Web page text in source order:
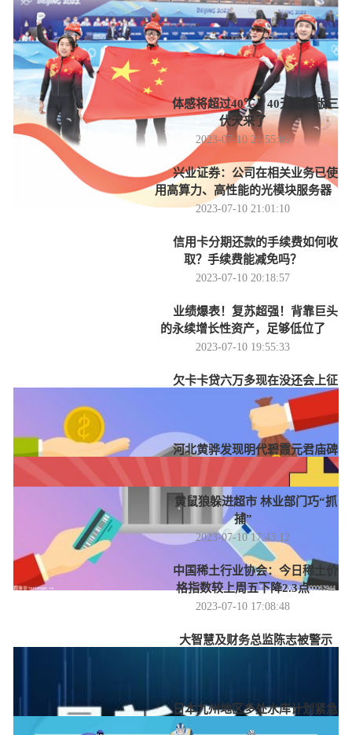
2022-02-07 14:55:01
最近更新 更多 >
体感将超过40℃！40天超长版三
伏天来了
2023-07-10 21:55:09
兴业证券：公司在相关业务已使
用高算力、高性能的光模块服务器
2023-07-10 21:01:10
信用卡分期还款的手续费如何收
取？手续费能减免吗？
2023-07-10 20:18:57
业绩爆表！复苏超强！背靠巨头
的永续增长性资产，足够低位了
2023-07-10 19:55:33
欠卡卡贷六万多现在没还会上征
信吗
2023-07-10 19:03:18
河北黄骅发现明代碧霞元君庙碑
2023-07-10 18:03:02
黄鼠狼躲进超市 林业部门巧“抓
捕”
2023-07-10 17:43:12
中国稀土行业协会：今日稀土价
格指数较上周五下降2.3点
2023-07-10 17:08:48
大智慧及财务总监陈志被警示
日本九州地区多处水库计划紧急